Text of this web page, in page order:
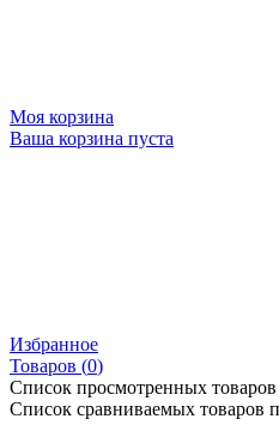
Моя корзина
Ваша корзина пуста
Избранное
Товаров (0)
Список просмотренных товаров
Список сравниваемых товаров